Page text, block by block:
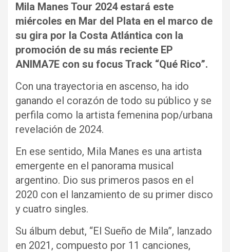
Mila Manes Tour 2024 estará este
miércoles en Mar del Plata en el marco de
su gira por la Costa Atlántica con la
promoción de su más reciente EP
ANIMA7E con su focus Track “Qué Rico”.
Con una trayectoria en ascenso, ha ido
ganando el corazón de todo su público y se
perfila como la artista femenina pop/urbana
revelación de 2024.
En ese sentido, Mila Manes es una artista
emergente en el panorama musical
argentino. Dio sus primeros pasos en el
2020 con el lanzamiento de su primer disco
y cuatro singles.
Su álbum debut, “El Sueño de Mila”, lanzado
en 2021, compuesto por 11 canciones,